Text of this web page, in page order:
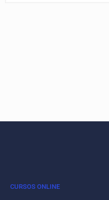
CURSOS ONLINE